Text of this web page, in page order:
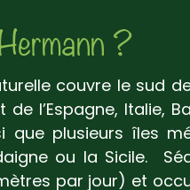
?
couvre le sud
l’Espagne, Italie,
que plusieurs îles
ou la Sicile.
par jour) et